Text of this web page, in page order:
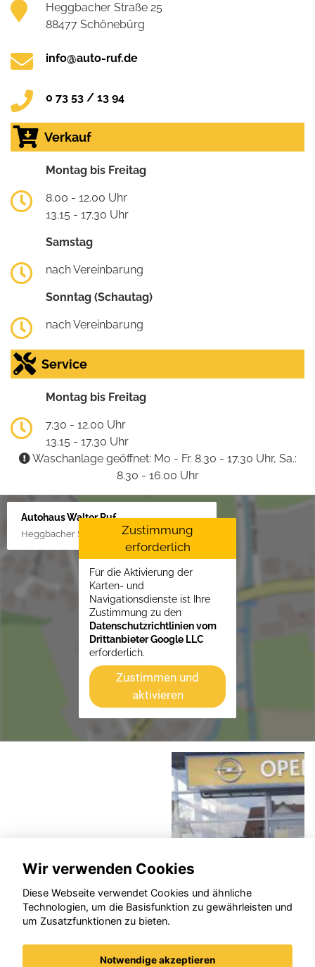
Heggbacher Straße 25
88477 Schönebürg
info@auto-ruf.de
0 73 53 / 13 94
Verkauf
Montag bis Freitag
8.00 - 12.00 Uhr
13.15 - 17.30 Uhr
Samstag
nach Vereinbarung
Sonntag (Schautag)
nach Vereinbarung
Service
Montag bis Freitag
7.30 - 12.00 Uhr
13.15 - 17.30 Uhr
Waschanlage geöffnet: Mo - Fr. 8.30 - 17.30 Uhr, Sa.:
8.30 - 16.00 Uhr
Autohaus Walter Ruf
Heggbacher Straße 25, 88477 Schönebürg
Zustimmung
erforderlich
Für die Aktivierung der
Karten- und
Navigationsdienste ist Ihre
Zustimmung zu den
Datenschutzrichtlinien vom
Drittanbieter Google LLC
erforderlich.
Zustimmen und
aktivieren
Wir verwenden Cookies
Diese Webseite verwendet Cookies und ähnliche
Technologien, um die Basisfunktion zu gewährleisten und
um Zusatzfunktionen zu bieten.
Notwendige akzeptieren